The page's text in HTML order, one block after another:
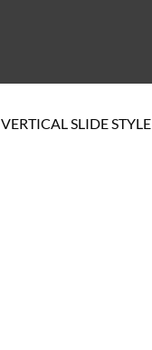
VERTICAL SLIDE STYLE